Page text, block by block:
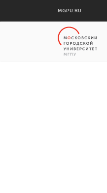
MGPU.RU